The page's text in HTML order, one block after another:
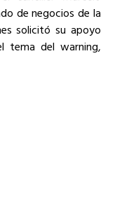
de negocios de la
solicitó su apoyo
tema del warning,